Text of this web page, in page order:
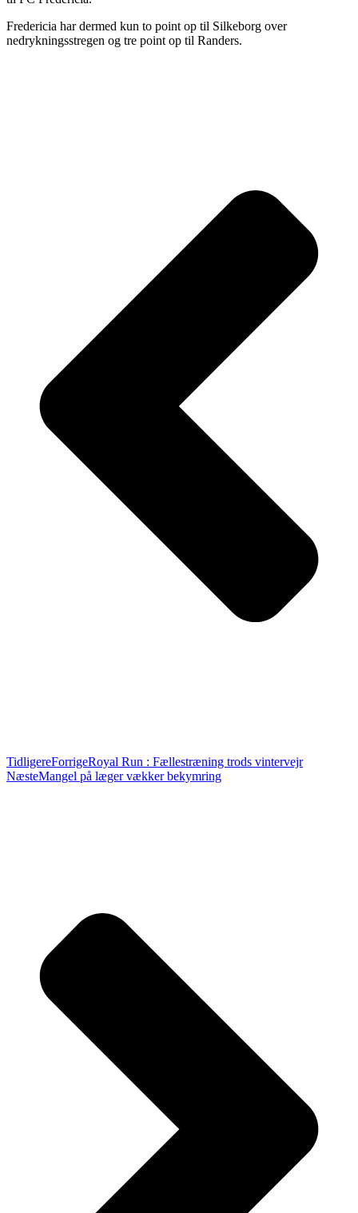
Fredericia har dermed kun to point op til Silkeborg over
nedrykningsstregen og tre point op til Randers.
TidligereForrigeRoyal Run : Fællestræning trods vintervejr
NæsteMangel på læger vækker bekymring